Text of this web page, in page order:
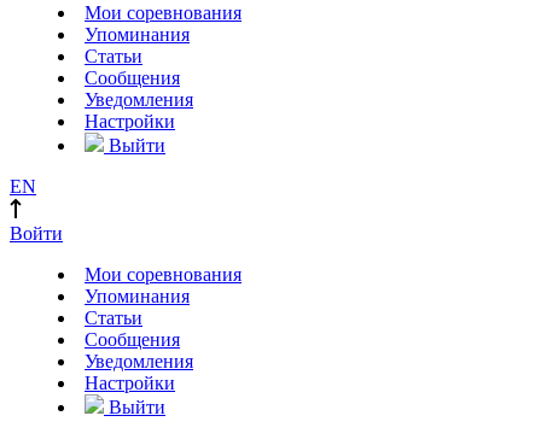
Мои соревнования
Упоминания
Статьи
Сообщения
Уведомления
Настройки
Выйти
EN
Войти
Мои соревнования
Упоминания
Статьи
Сообщения
Уведомления
Настройки
Выйти